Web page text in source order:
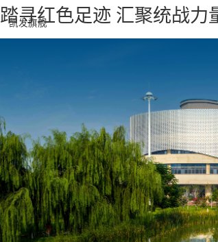
踏寻红色足迹 汇聚统战
凯发旗舰